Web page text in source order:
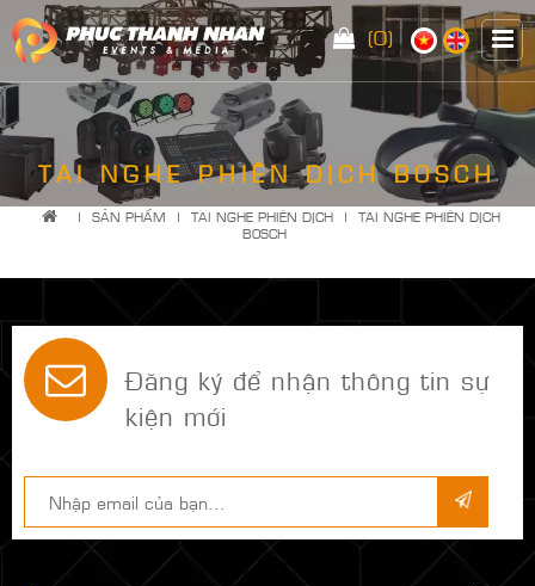
(0)
TAI NGHE PHIÊN DỊCH BOSCH
| SẢN PHẨM | TAI NGHE PHIÊN DỊCH |
TAI NGHE PHIÊN DỊCH
BOSCH
Đăng ký để nhận thông tin sự
kiện mới